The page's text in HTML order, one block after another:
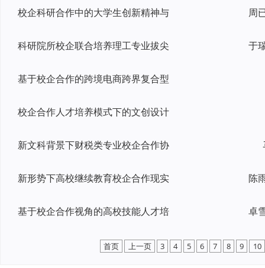
校企科研合作中的大学生创新精神与 周
科研院所校企联合培养理工专业拔尖
基于校企合作的跨境电商跨界复合型
校企合作人才培养模式下的文创设计
新文科背景下财税类专业校企合作协
新形势下高校继续教育校企合作现实 陈
基于校企合作视角的高校技能人才培
首页 上一页 3 4 5 6 7 8 9 10